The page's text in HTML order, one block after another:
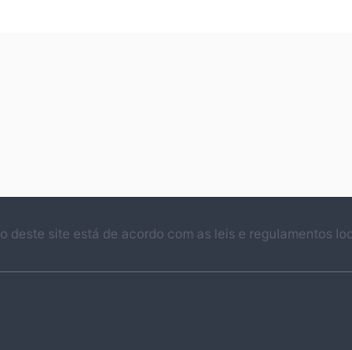
deste site está de acordo com as leis e regulamentos